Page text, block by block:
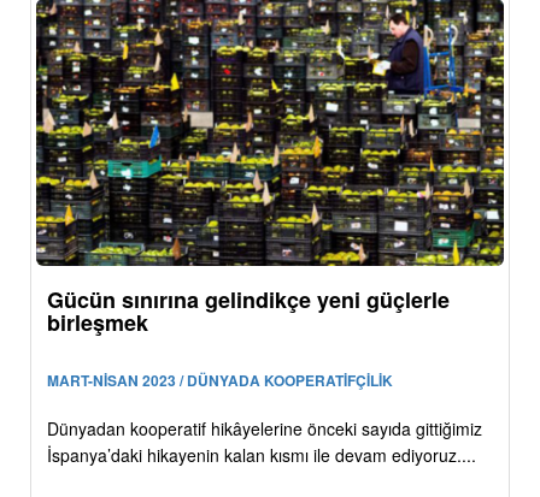
Gücün sınırına gelindikçe yeni güçlerle
birleşmek
MART-NİSAN 2023 / DÜNYADA KOOPERATİFÇİLİK
Dünyadan kooperatif hikâyelerine önceki sayıda gittiğimiz
İspanya’daki hikayenin kalan kısmı ile devam ediyoruz....